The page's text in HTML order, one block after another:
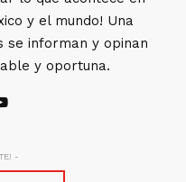
y el mundo! Una
se informan y opinan
y oportuna.
-